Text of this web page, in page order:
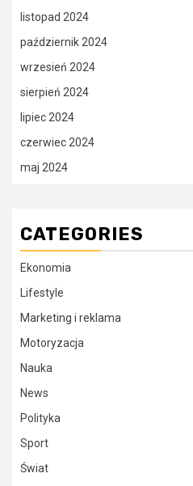
listopad 2024
październik 2024
wrzesień 2024
sierpień 2024
lipiec 2024
czerwiec 2024
maj 2024
CATEGORIES
Ekonomia
Lifestyle
Marketing i reklama
Motoryzacja
Nauka
News
Polityka
Sport
Świat